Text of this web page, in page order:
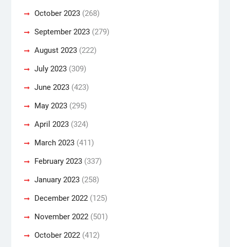
October 2023(268)
September 2023(279)
August 2023(222)
July 2023(309)
June 2023(423)
May 2023(295)
April 2023(324)
March 2023(411)
February 2023(337)
January 2023(258)
December 2022(125)
November 2022(501)
October 2022(412)